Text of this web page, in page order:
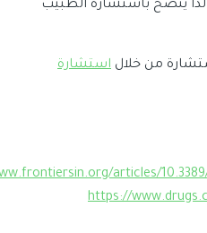
لذا ينصح باستشارة الطبيب
من خلال استشارة
articles/
https://